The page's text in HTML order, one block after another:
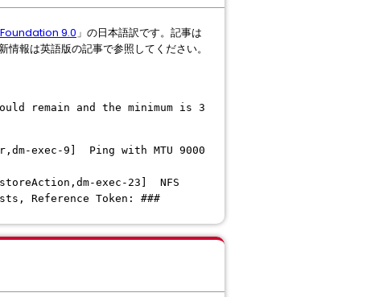
9.0」の日本語訳です。記事は
報は英語版の記事で参照してください。
remain and the minimum is 3
exec-9] Ping with MTU 9000
exec-23] NFS
Reference Token: ###